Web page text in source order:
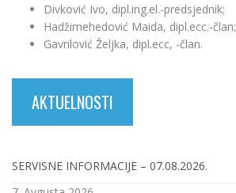
Divković Ivo, dipl.ing.el.-predsjednik;
Hadžimehedović Maida, dipl.ecc.-član;
Gavrilović Željka, dipl.ecc, -član.
AKTUELNOSTI
SERVISNE INFORMACIJE – 07.08.2026.